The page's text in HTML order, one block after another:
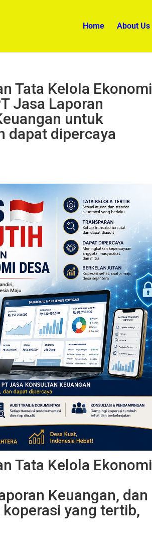
Home About Us
Tata Kelola Ekonomi
Jasa Laporan
untuk
dapat dipercaya
Tata Kelola Ekonomi
Keuangan, dan
yang tertib,